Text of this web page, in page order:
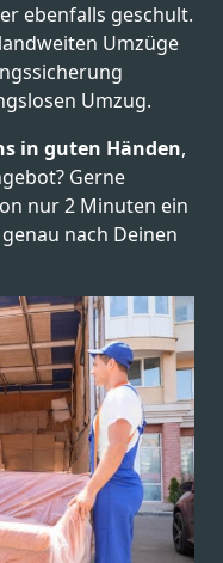
ebenfalls geschult.
Umzüge
Umzug.
in guten Händen,
Gerne
nur 2 Minuten ein
nach Deinen